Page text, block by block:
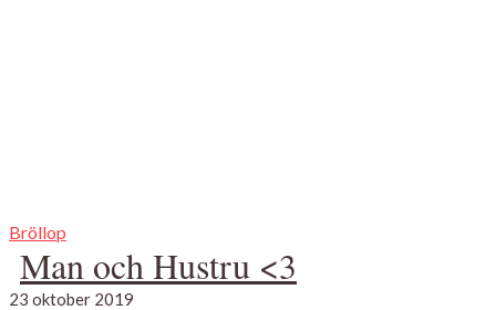
Bröllop
Man och Hustru <3
23 oktober 2019